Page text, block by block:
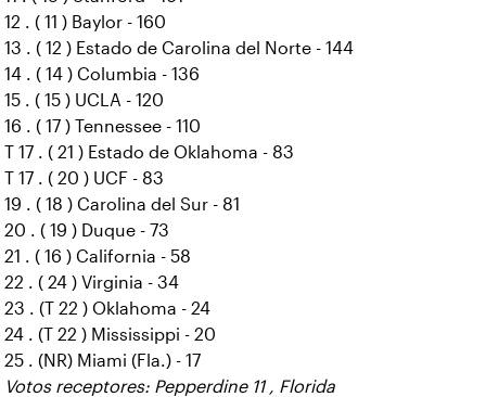
12 . ( 11 ) Baylor - 160
13 . ( 12 ) Estado de Carolina del Norte - 144
14 . ( 14 ) Columbia - 136
15 . ( 15 ) UCLA - 120
16 . ( 17 ) Tennessee - 110
T 17 . ( 21 ) Estado de Oklahoma - 83
T 17 . ( 20 ) UCF - 83
19 . ( 18 ) Carolina del Sur - 81
20 . ( 19 ) Duque - 73
21 . ( 16 ) California - 58
22 . ( 24 ) Virginia - 34
23 . (T 22 ) Oklahoma - 24
24 . (T 22 ) Mississippi - 20
25 . (NR) Miami (Fla.) - 17
Votos receptores: Pepperdine 11 , Florida